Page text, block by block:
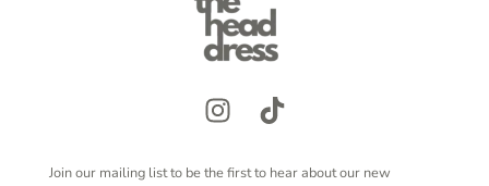
Join our mailing list to be the first to hear about our new